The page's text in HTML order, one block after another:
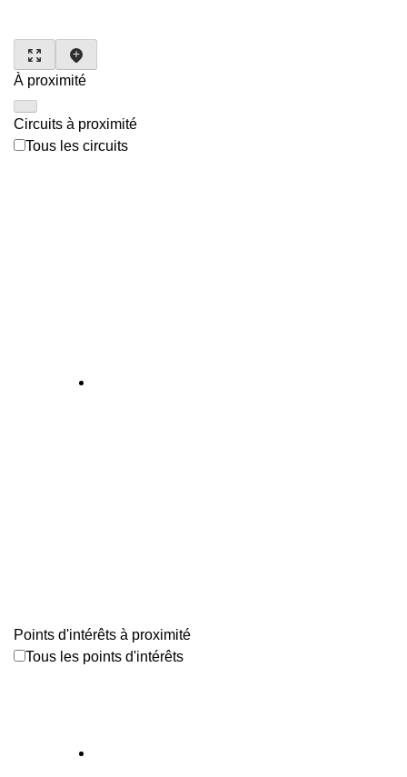
À proximité
Circuits à proximité
Tous les circuits
Points d'intérêts à proximité
Tous les points d'intérêts